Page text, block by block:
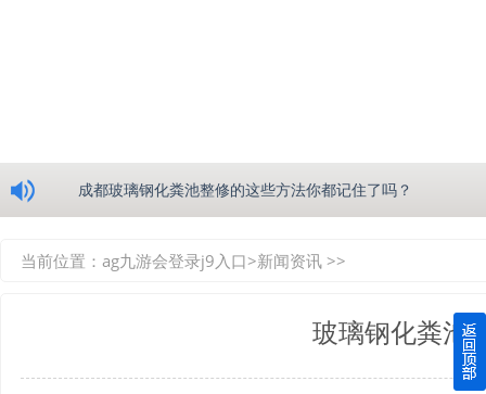
成都玻璃钢化粪池整修的这些方法你都记住了吗？
四川玻璃钢化粪池逐渐取代传统玻璃钢化粪池的这几点原因
当前位置： ag九游会登录j9入口>新闻资讯 >>
玻璃钢化粪池